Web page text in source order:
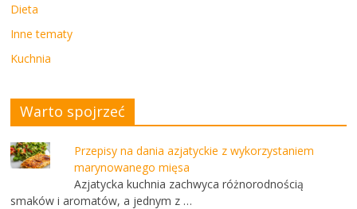
Dieta
Inne tematy
Kuchnia
Warto spojrzeć
Przepisy na dania azjatyckie z wykorzystaniem
marynowanego mięsa
Azjatycka kuchnia zachwyca różnorodnością
smaków i aromatów, a jednym z …